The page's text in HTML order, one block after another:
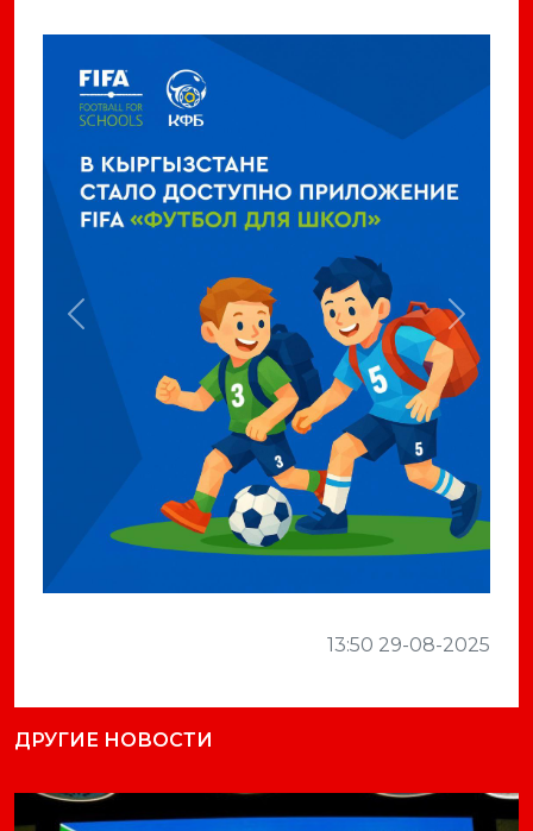
Previous Next
13:50 29-08-2025
ДРУГИЕ НОВОСТИ